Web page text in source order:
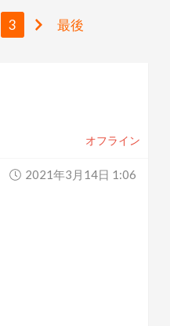
3 最後
オフライン
2021年3月14日 1:06